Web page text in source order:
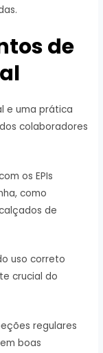
de
e uma prática
colaboradores
os EPIs
como
de
uso correto
crucial do
regulares
boas